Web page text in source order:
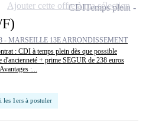
- MARSEILLE 13E ARRONDISSEMENT
: CDI à temps plein dès que possible
+ prime SEGUR de 238 euros
:...
les 1ers à postuler
CDITemps plein
Ajouter cette offre à ma sélection